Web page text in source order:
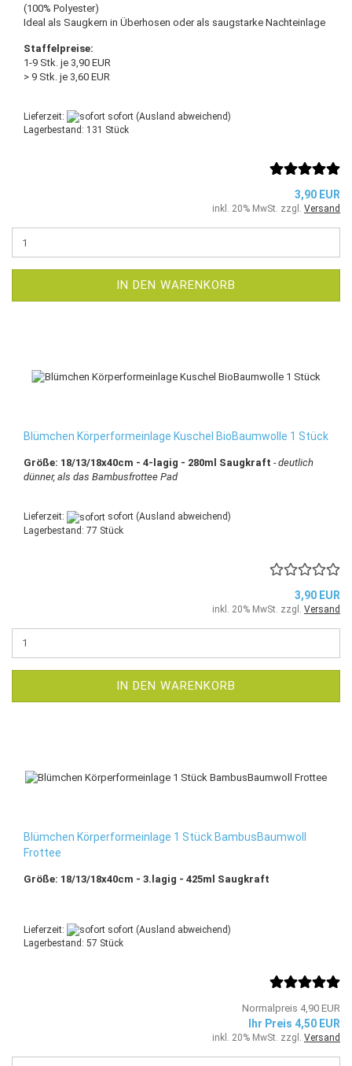
(100% Polyester)
Ideal als Saugkern in Überhosen oder als saugstarke Nachteinlage
Staffelpreise:
1-9 Stk. je 3,90 EUR
> 9 Stk. je 3,60 EUR
Lieferzeit: sofort (Ausland abweichend)
Lagerbestand: 131 Stück
3,90 EUR
inkl. 20% MwSt. zzgl. Versand
IN DEN WARENKORB
Blümchen Körperformeinlage Kuschel BioBaumwolle 1 Stück
Größe: 18/13/18x40cm - 4-lagig - 280ml Saugkraft - deutlich
dünner, als das Bambusfrottee Pad
Lieferzeit: sofort (Ausland abweichend)
Lagerbestand: 77 Stück
3,90 EUR
inkl. 20% MwSt. zzgl. Versand
IN DEN WARENKORB
Blümchen Körperformeinlage 1 Stück BambusBaumwoll
Frottee
Größe: 18/13/18x40cm - 3.lagig - 425ml Saugkraft
Lieferzeit: sofort (Ausland abweichend)
Lagerbestand: 57 Stück
Normalpreis 4,90 EUR
Ihr Preis 4,50 EUR
inkl. 20% MwSt. zzgl. Versand